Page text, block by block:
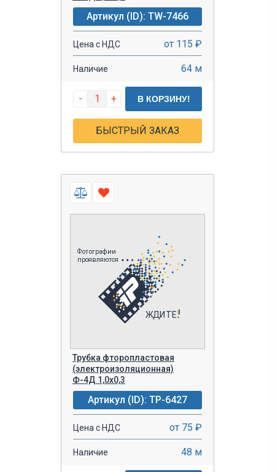
Артикул (ID): TW-7466
Цена с НДС от 115 ₽
Наличие 64 м
- + В КОРЗИНУ!
БЫСТРЫЙ ЗАКАЗ
Трубка фторопластовая
(электроизоляционная)
Ф-4Д 1,0х0,3
Артикул (ID): TP-6427
Цена с НДС от 75 ₽
Наличие 48 м